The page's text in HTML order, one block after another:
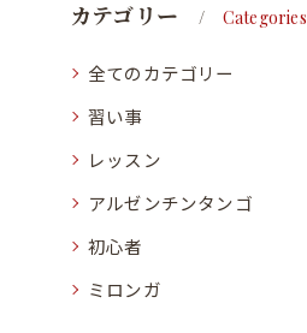
カテゴリー Categories
全てのカテゴリー
習い事
レッスン
アルゼンチンタンゴ
初心者
ミロンガ